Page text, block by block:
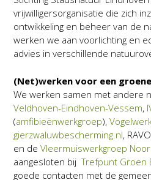
vrijwilligersorganisatie die zich
ontwikkeling en beheer van de
werken we aan voorlichting en
advies in verschillende
(Net)werken voor een
We werken samen met andere
Veldhoven-Eindhoven-Vessem,
(amfibieënwerkgroep),
gierzwaluwbescherming.nl,
en de Vleermuiswerkgroep
aangesloten bijTrefpunt Groen
goede contacten met de